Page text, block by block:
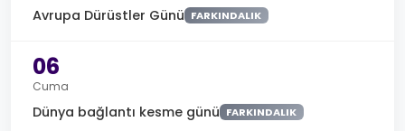
Avrupa Dürüstler Günü FARKINDALIK
06
Cuma
Dünya bağlantı kesme günü FARKINDALIK